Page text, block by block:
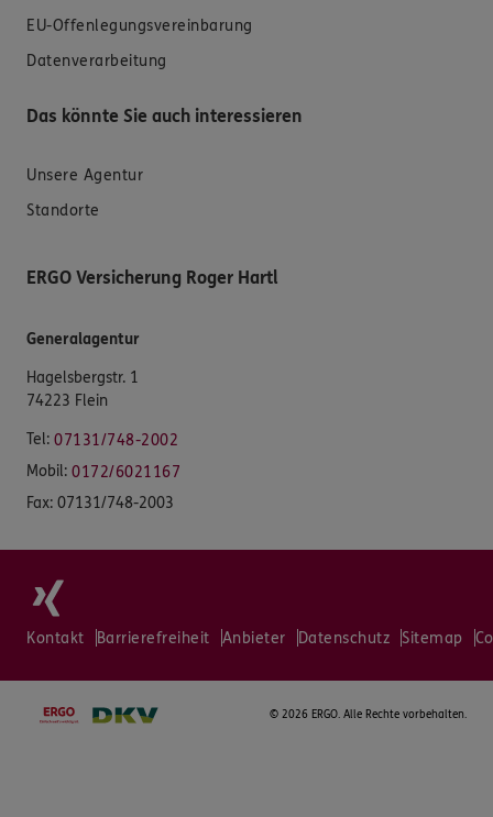
EU-Offenlegungsvereinbarung
Datenverarbeitung
Das könnte Sie auch interessieren
Unsere Agentur
Standorte
ERGO Versicherung Roger Hartl
Generalagentur
Hagelsbergstr. 1
74223 Flein
Tel: 07131/748-2002
Mobil: 0172/6021167
Fax: 07131/748-2003
Kontakt Barrierefreiheit Anbieter Datenschutz Sitemap
© 2026 ERGO. Alle Rechte vorbehalten.